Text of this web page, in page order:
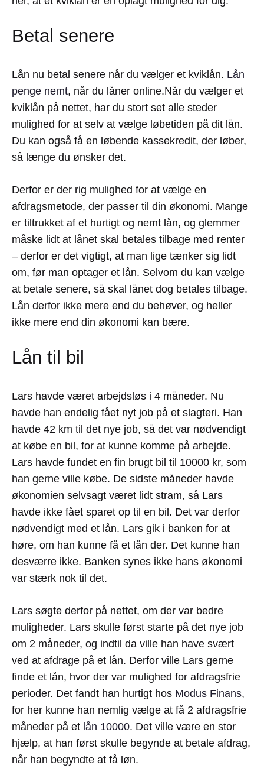
Betal senere
Lån nu betal senere når du vælger et kviklån. Lån
penge nemt, når du låner online.Når du vælger et
kviklån på nettet, har du stort set alle steder
mulighed for at selv at vælge løbetiden på dit lån.
Du kan også få en løbende kassekredit, der løber,
så længe du ønsker det.
Derfor er der rig mulighed for at vælge en
afdragsmetode, der passer til din økonomi. Mange
er tiltrukket af et hurtigt og nemt lån, og glemmer
måske lidt at lånet skal betales tilbage med renter
– derfor er det vigtigt, at man lige tænker sig lidt
om, før man optager et lån. Selvom du kan vælge
at betale senere, så skal lånet dog betales tilbage.
Lån derfor ikke mere end du behøver, og heller
ikke mere end din økonomi kan bære.
Lån til bil
Lars havde været arbejdsløs i 4 måneder. Nu
havde han endelig fået nyt job på et slagteri. Han
havde 42 km til det nye job, så det var nødvendigt
at købe en bil, for at kunne komme på arbejde.
Lars havde fundet en fin brugt bil til 10000 kr, som
han gerne ville købe. De sidste måneder havde
økonomien selvsagt været lidt stram, så Lars
havde ikke fået sparet op til en bil. Det var derfor
nødvendigt med et lån. Lars gik i banken for at
høre, om han kunne få et lån der. Det kunne han
desværre ikke. Banken synes ikke hans økonomi
var stærk nok til det.
Lars søgte derfor på nettet, om der var bedre
muligheder. Lars skulle først starte på det nye job
om 2 måneder, og indtil da ville han have svært
ved at afdrage på et lån. Derfor ville Lars gerne
finde et lån, hvor der var mulighed for afdragsfrie
perioder. Det fandt han hurtigt hos Modus Finans,
for her kunne han nemlig vælge at få 2 afdragsfrie
måneder på et lån 10000. Det ville være en stor
hjælp, at han først skulle begynde at betale afdrag,
når han begyndte at få løn.